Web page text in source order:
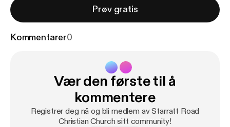
Prøv gratis
Kommentarer0
Vær den første til å
kommentere
Registrer deg nå og bli medlem av Starratt Road
Christian Church sitt community!